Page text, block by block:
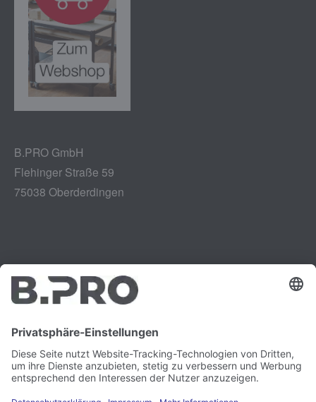
B.PRO GmbH
Flehinger Straße 59
75038 Oberderdingen
Impressum
Datenschutz
Schwachstellenmeldung
Karriere
Presse